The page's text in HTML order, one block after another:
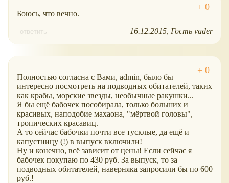
Боюсь, что вечно.
ответить 16.12.2015 Гость vader
Полностью согласна с Вами, admin, было бы
интересно посмотреть на подводных обитателей, таких
как крабы, морские звезды, необычные ракушки...
Я бы ещё бабочек пособирала, только больших и
красивых, наподобие махаона, "мёртвой головы",
тропических красавиц.
А то сейчас бабочки почти все тусклые, да ещё и
капустницу (!) в выпуск включили!
Ну и конечно, всё зависит от цены! Если сейчас я
бабочек покупаю по 430 руб. За выпуск, то за
подводных обитателей, наверняка запросили бы по 600
руб.!